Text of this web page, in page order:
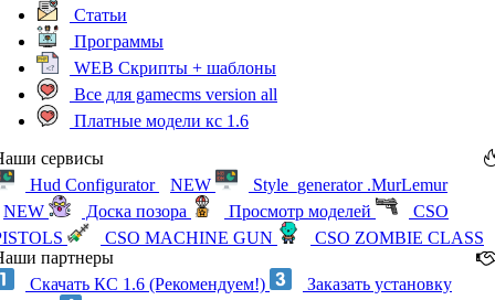
Статьи
Программы
WEB Скрипты + шаблоны
Все для gamecms version all
Платные модели кс 1.6
сервисы
Hud Configurator
NEW
Style_generator .MurLemur
NEW
Доска позора Просмотр моделей
CSO
CSO MACHINE GUN
CSO ZOMBIE CLASS
партнеры
Скачать КС 1.6 (Рекомендуем!)
Заказать установку